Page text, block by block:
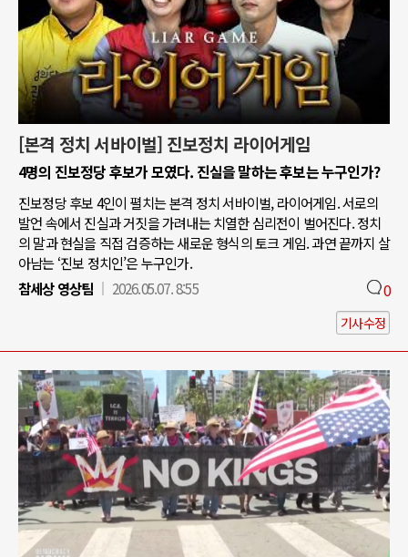
[본격 정치 서바이벌] 진보정치 라이어게임
4명의 진보정당 후보가 모였다. 진실을 말하는 후보는 누구인가?
진보정당 후보 4인이 펼치는 본격 정치 서바이벌, 라이어게임. 서로의
발언 속에서 진실과 거짓을 가려내는 치열한 심리전이 벌어진다. 정치
의 말과 현실을 직접 검증하는 새로운 형식의 토크 게임. 과연 끝까지 살
아남는 ‘진보 정치인’은 누구인가.
참세상 영상팀
2026.05.07. 8:55 0
기사수정